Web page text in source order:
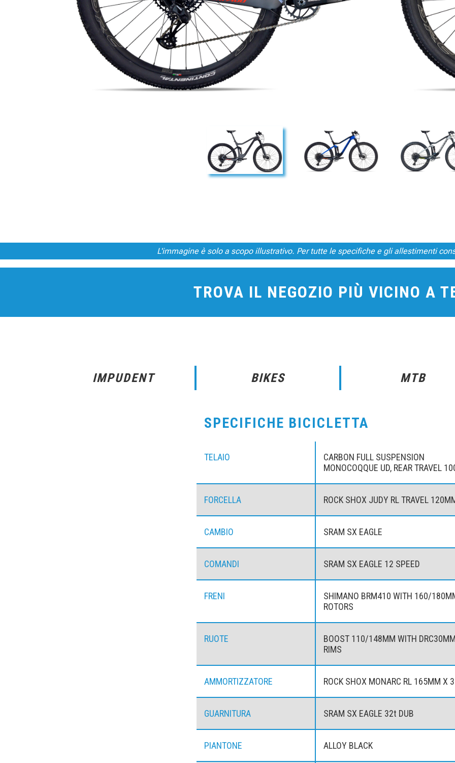
L'immagine è solo a scopo illustrativo. Per tutte le specifiche e gli allestimenti
TROVA IL NEGOZIO PIÙ VICINO A
IMPUDENT BIKES MTB
SPECIFICHE BICICLETTA
TELAIO
CARBON FULL SUSPENSION
MONOCOQQUE UD, REAR TRAVEL
FORCELLA ROCK SHOX JUDY RL TRAVEL
CAMBIO SRAM SX EAGLE
COMANDI SRAM SX EAGLE 12 SPEED
FRENI
SHIMANO BRM410 WITH 160/
ROTORS
RUOTE
BOOST 110/148MM WITH
RIMS
AMMORTIZZATORE ROCK SHOX MONARC RL 165MM X
GUARNITURA SRAM SX EAGLE 32t DUB
PIANTONE ALLOY BLACK